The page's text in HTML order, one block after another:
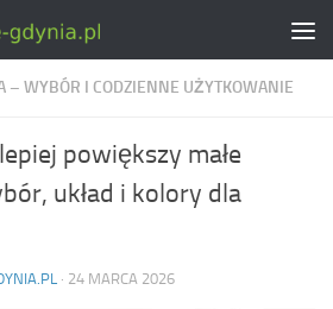
– WYBÓR I CODZIENNE UŻYTKOWANIE
powiększy małe
układ i kolory dla
· 24 MARCA 2026